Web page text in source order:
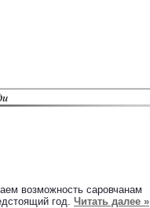
возможность саровчанам
год. Читать далее »